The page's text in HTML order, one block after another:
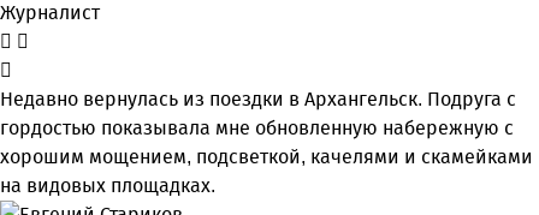
Журналист
Недавно вернулась из поездки в Архангельск. Подруга с
гордостью показывала мне обновленную набережную с
хорошим мощением, подсветкой, качелями и скамейками
на видовых площадках.